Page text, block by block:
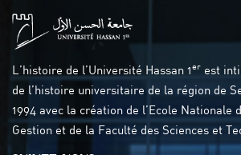
L’histoire de l’Université Hassan 1 er est
de l’histoire universitaire de la région de
1994 avec la création de l’Ecole Nationale
Gestion et de la Faculté des Sciences et